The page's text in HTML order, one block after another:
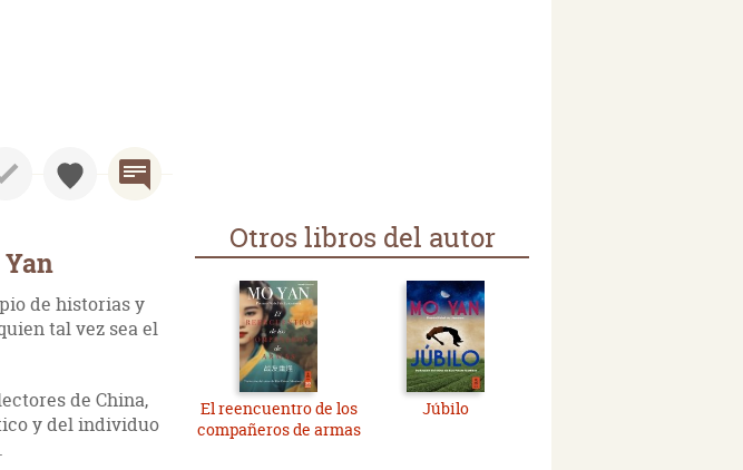
de historias y
tal vez sea el
de China,
y del individuo
Otros libros del autor
El reencuentro de los
compañeros de armas
Júbilo